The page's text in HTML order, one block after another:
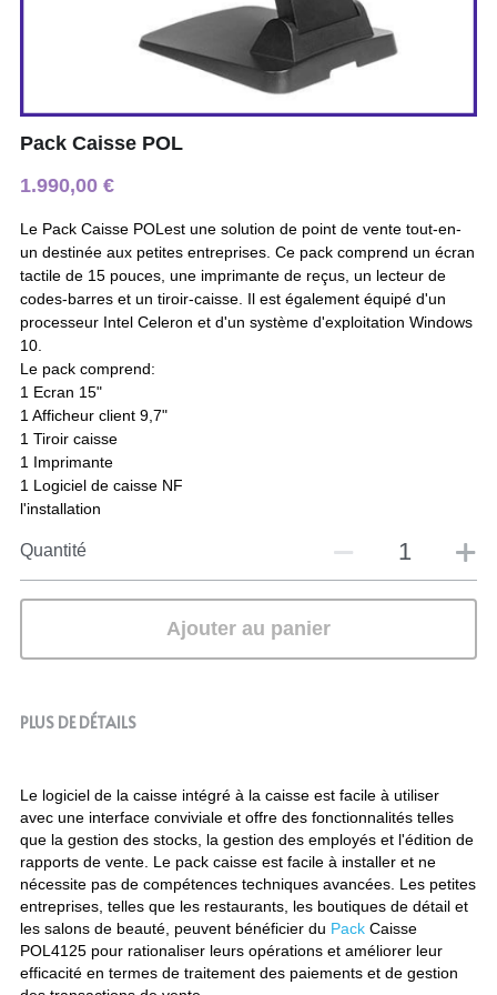
Pack Caisse POL
1.990,00 €
Le Pack Caisse POLest une solution de point de vente tout-en-
un destinée aux petites entreprises. Ce pack comprend un écran
tactile de 15 pouces, une imprimante de reçus, un lecteur de
codes-barres et un tiroir-caisse. Il est également équipé d'un
processeur Intel Celeron et d'un système d'exploitation Windows
10.
Le pack comprend:
1 Ecran 15"
1 Afficheur client 9,7"
1 Tiroir caisse
1 Imprimante
1 Logiciel de caisse NF
l'installation
Quantité
Ajouter au panier
PLUS DE DÉTAILS
Le logiciel de la caisse intégré à la caisse est facile à utiliser
avec une interface conviviale et offre des fonctionnalités telles
que la gestion des stocks, la gestion des employés et l'édition de
rapports de vente. Le pack caisse est facile à installer et ne
nécessite pas de compétences techniques avancées. Les petites
entreprises, telles que les restaurants, les boutiques de détail et
les salons de beauté, peuvent bénéficier du Pack Caisse
POL4125 pour rationaliser leurs opérations et améliorer leur
efficacité en termes de traitement des paiements et de gestion